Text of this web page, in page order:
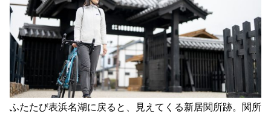
ふたたび表浜名湖に戻ると、見えてくる新居関所跡。関所